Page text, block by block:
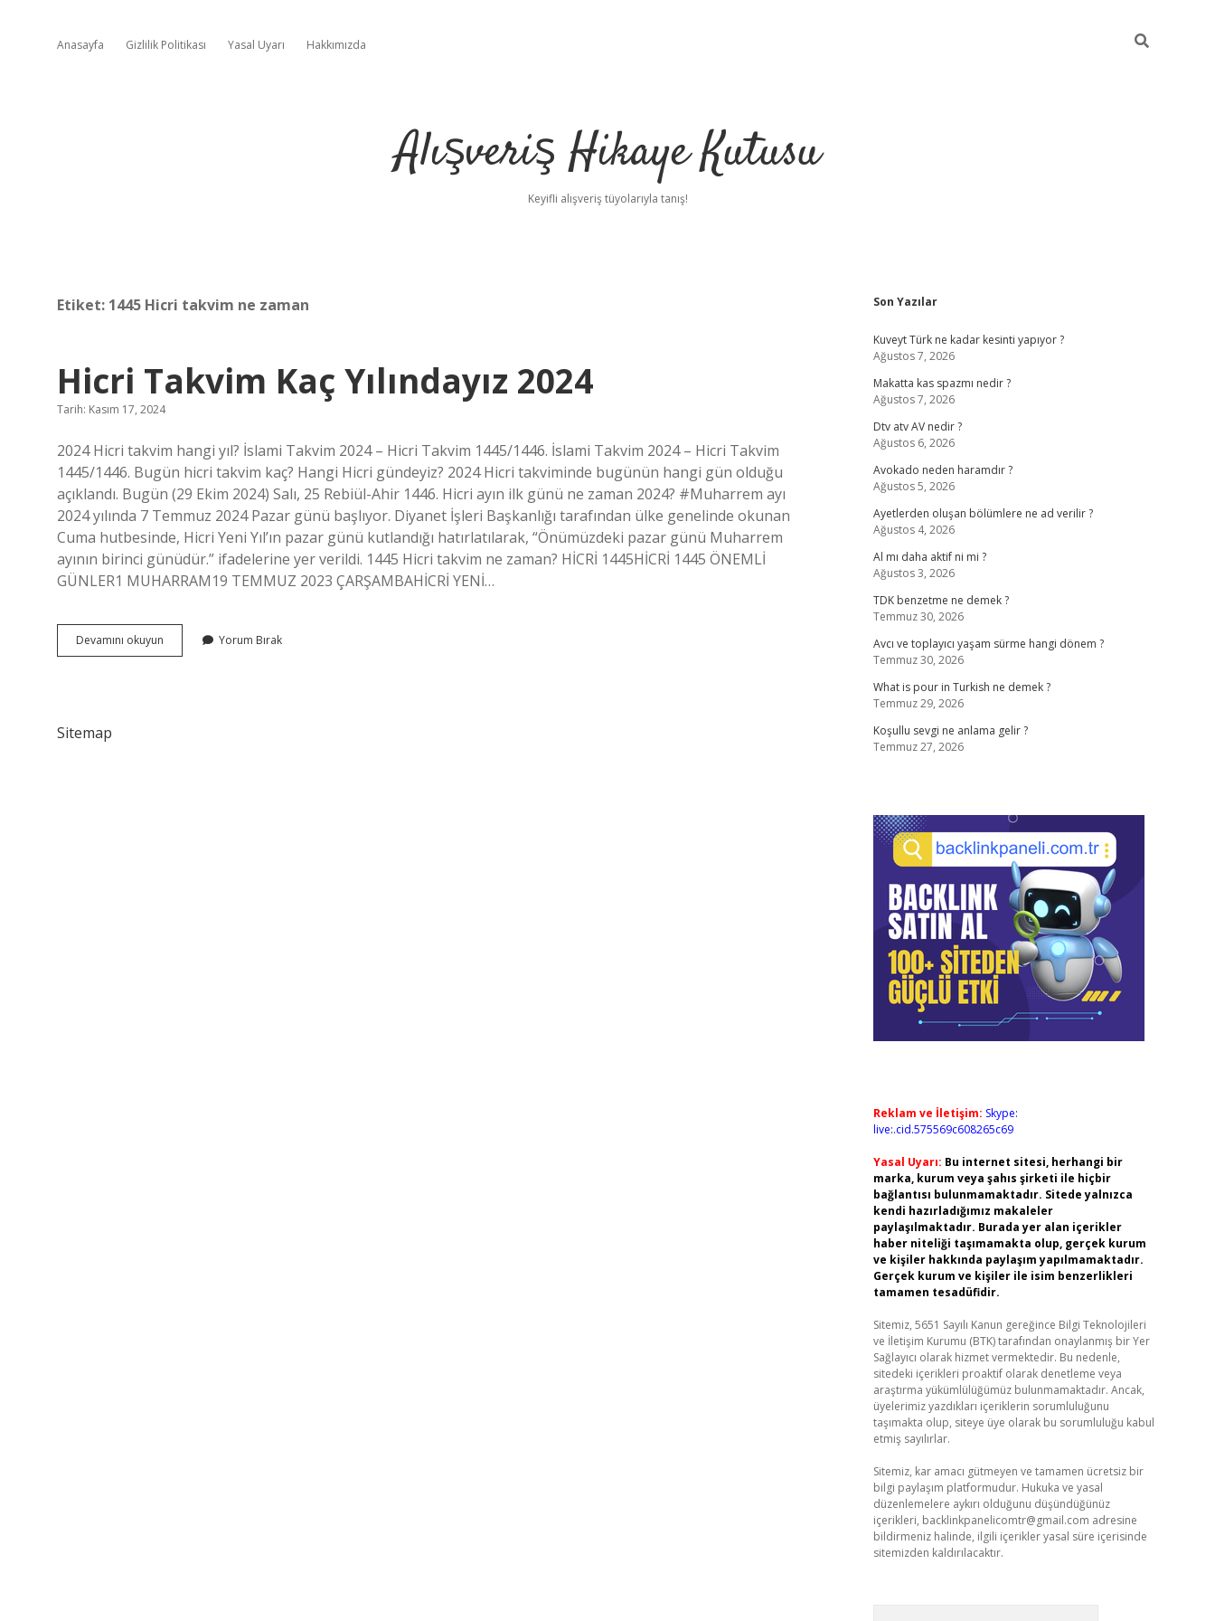
Anasayfa Gizlilik Politikası Yasal Uyarı Hakkımızda
Alışveriş Hikaye Kutusu
Keyifli alışveriş tüyolarıyla tanış!
Etiket: 1445 Hicri takvim ne zaman
Hicri Takvim Kaç Yılındayız 2024
Tarih: Kasım 17, 2024
2024 Hicri takvim hangi yıl? İslami Takvim 2024 – Hicri Takvim 1445/1446. İslami Takvim 2024 – Hicri Takvim
1445/1446. Bugün hicri takvim kaç? Hangi Hicri gündeyiz? 2024 Hicri takviminde bugünün hangi gün olduğu
açıklandı. Bugün (29 Ekim 2024) Salı, 25 Rebiül-Ahir 1446. Hicri ayın ilk günü ne zaman 2024? #Muharrem ayı
2024 yılında 7 Temmuz 2024 Pazar günü başlıyor. Diyanet İşleri Başkanlığı tarafından ülke genelinde okunan
Cuma hutbesinde, Hicri Yeni Yıl’ın pazar günü kutlandığı hatırlatılarak, “Önümüzdeki pazar günü Muharrem
ayının birinci günüdür.” ifadelerine yer verildi. 1445 Hicri takvim ne zaman? HİCRİ 1445HİCRİ 1445 ÖNEMLİ
GÜNLER1 MUHARRAM19 TEMMUZ 2023 ÇARŞAMBAHİCRİ YENİ…
Devamını okuyun
Takvim
Yorum Bırak
Sitemap
Sidebar
Son Yazılar
Kuveyt Türk ne kadar kesinti yapıyor ?
Ağustos 7, 2026
Makatta kas spazmı nedir ?
Ağustos 7, 2026
Dtv atv AV nedir ?
Ağustos 6, 2026
Avokado neden haramdır ?
Ağustos 5, 2026
Ayetlerden oluşan bölümlere ne ad verilir ?
Ağustos 4, 2026
Al mı daha aktif ni mi ?
Ağustos 3, 2026
TDK benzetme ne demek ?
Temmuz 30, 2026
Avcı ve toplayıcı yaşam sürme hangi dönem ?
Temmuz 30, 2026
What is pour in Turkish ne demek ?
Temmuz 29, 2026
Koşullu sevgi ne anlama gelir ?
Temmuz 27, 2026
Reklam ve İletişim: Skype:
live:.cid.575569c608265c69
Yasal Uyarı: Bu internet sitesi, herhangi bir
marka, kurum veya şahıs şirketi ile hiçbir
bağlantısı bulunmamaktadır. Sitede yalnızca
kendi hazırladığımız makaleler
paylaşılmaktadır. Burada yer alan içerikler
haber niteliği taşımamakta olup, gerçek kurum
ve kişiler hakkında paylaşım yapılmamaktadır.
Gerçek kurum ve kişiler ile isim benzerlikleri
tamamen tesadüfidir.
Sitemiz, 5651 Sayılı Kanun gereğince Bilgi Teknolojileri
ve İletişim Kurumu (BTK) tarafından onaylanmış bir Yer
Sağlayıcı olarak hizmet vermektedir. Bu nedenle,
sitedeki içerikleri proaktif olarak denetleme veya
araştırma yükümlülüğümüz bulunmamaktadır. Ancak,
üyelerimiz yazdıkları içeriklerin sorumluluğunu
taşımakta olup, siteye üye olarak bu sorumluluğu kabul
etmiş sayılırlar.
Sitemiz, kar amacı gütmeyen ve tamamen ücretsiz bir
bilgi paylaşım platformudur. Hukuka ve yasal
düzenlemelere aykırı olduğunu düşündüğünüz
içerikleri, backlinkpanelicomtr@gmail.com adresine
bildirmeniz halinde, ilgili içerikler yasal süre içerisinde
sitemizden kaldırılacaktır.